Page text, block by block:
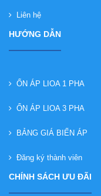
Liên hệ
HƯỚNG DẪN
ỔN ÁP LIOA 1 PHA
ỔN ÁP LIOA 3 PHA
BẢNG GIÁ BIẾN ÁP
Đăng ký thành viên
CHÍNH SÁCH ƯU ĐÃI